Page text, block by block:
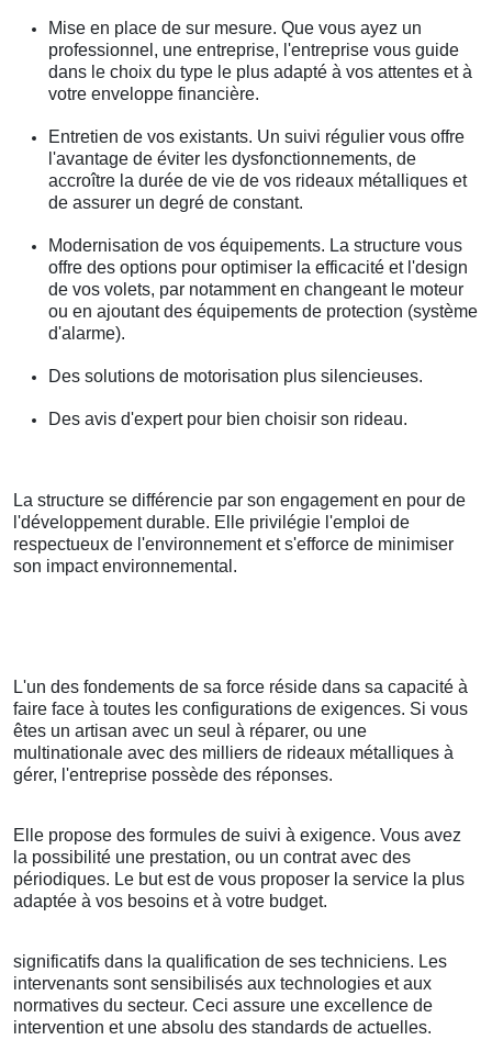
Mise en place de sur mesure. Que vous ayez un
professionnel, une entreprise, l'entreprise vous guide
dans le choix du type le plus adapté à vos attentes et à
votre enveloppe financière.
Entretien de vos existants. Un suivi régulier vous offre
l'avantage de éviter les dysfonctionnements, de
accroître la durée de vie de vos rideaux métalliques et
de assurer un degré de constant.
Modernisation de vos équipements. La structure vous
offre des options pour optimiser la efficacité et l'design
de vos volets, par notamment en changeant le moteur
ou en ajoutant des équipements de protection (système
d'alarme).
Des solutions de motorisation plus silencieuses.
Des avis d'expert pour bien choisir son rideau.
La structure se différencie par son engagement en pour de
l'développement durable. Elle privilégie l'emploi de
respectueux de l'environnement et s'efforce de minimiser
son impact environnemental.
L'un des fondements de sa force réside dans sa capacité à
faire face à toutes les configurations de exigences. Si vous
êtes un artisan avec un seul à réparer, ou une
multinationale avec des milliers de rideaux métalliques à
gérer, l'entreprise possède des réponses.
Elle propose des formules de suivi à exigence. Vous avez
la possibilité une prestation, ou un contrat avec des
périodiques. Le but est de vous proposer la service la plus
adaptée à vos besoins et à votre budget.
significatifs dans la qualification de ses techniciens. Les
intervenants sont sensibilisés aux technologies et aux
normatives du secteur. Ceci assure une excellence de
intervention et une absolu des standards de actuelles.